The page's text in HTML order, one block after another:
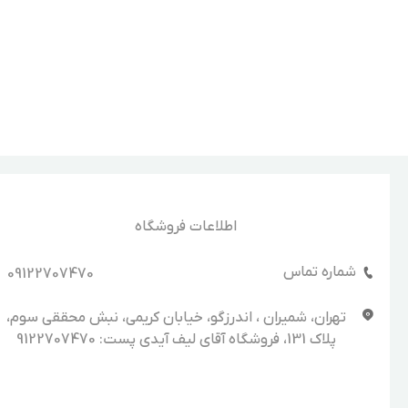
اطلاعات فروشگاه
شماره تماس 09122707470
تهران، شمیران ، اندرزگو، خیابان کریمی، نبش محققی سوم،
پلاک 131، فروشگاه آقای لیف آیدی پست: 9122707470